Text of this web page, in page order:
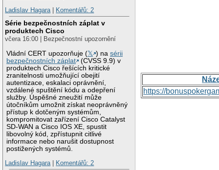
Ladislav Hagara| Komentářů: 2
Série bezpečnostních záplat v
produktech Cisco
včera 16:00 | Bezpečnostní upozornění
Vládní CERT upozorňuje (𝕏 ) nasérii
bezpečnostních záplat
(CVSS 9.9) v
produktech Cisco řešících kritické
zranitelnosti umožňující obejití
autentizace, eskalaci oprávnění,
vzdálené spuštění kódu a odepření
služby. Úspěšné zneužití může
útočníkům umožnit získat neoprávněný
přístup k dotčeným systémům,
kompromitovat zařízení Cisco Catalyst
SD-WAN a Cisco IOS XE, spustit
libovolný kód, zpřístupnit citlivé
informace nebo narušit dostupnost
postižených systémů.
Ladislav Hagara| Komentářů: 2
https://